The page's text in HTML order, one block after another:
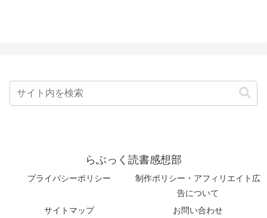
らぶっく読書感想部
プライバシーポリシー
制作ポリシー・アフィリエイト広
告について
サイトマップ
お問い合わせ